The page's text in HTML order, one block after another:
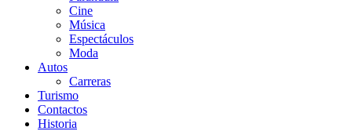
Cine
Música
Espectáculos
Moda
Autos
Carreras
Turismo
Contactos
Historia